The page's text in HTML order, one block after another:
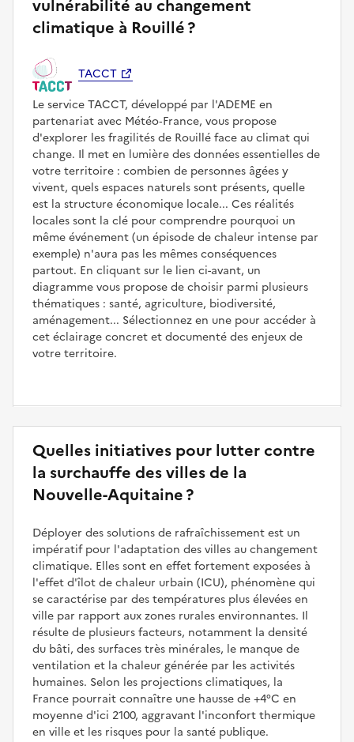
vulnérabilité au changement
climatique à Rouillé ?
TACCT
Le service TACCT, développé par l'ADEME en
partenariat avec Météo‑France, vous propose
d'explorer les fragilités de Rouillé face au climat qui
change. Il met en lumière des données essentielles de
votre territoire : combien de personnes âgées y
vivent, quels espaces naturels sont présents, quelle
est la structure économique locale... Ces réalités
locales sont la clé pour comprendre pourquoi un
même événement (un épisode de chaleur intense par
exemple) n'aura pas les mêmes conséquences
partout. En cliquant sur le lien ci-avant, un
diagramme vous propose de choisir parmi plusieurs
thématiques : santé, agriculture, biodiversité,
aménagement... Sélectionnez en une pour accéder à
cet éclairage concret et documenté des enjeux de
votre territoire.
Quelles initiatives pour lutter contre
la surchauffe des villes de la
Nouvelle-Aquitaine ?
Déployer des solutions de rafraîchissement est un
impératif pour l'adaptation des villes au changement
climatique. Elles sont en effet fortement exposées à
l'effet d'îlot de chaleur urbain (ICU), phénomène qui
se caractérise par des températures plus élevées en
ville par rapport aux zones rurales environnantes. Il
résulte de plusieurs facteurs, notamment la densité
du bâti, des surfaces très minérales, le manque de
ventilation et la chaleur générée par les activités
humaines. Selon les projections climatiques, la
France pourrait connaître une hausse de +4°C en
moyenne d'ici 2100, aggravant l'inconfort thermique
en ville et les risques pour la santé publique.